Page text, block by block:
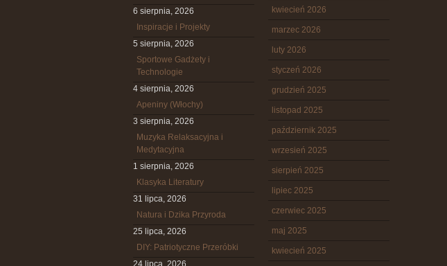
6 sierpnia, 2026
Inspiracje i Projekty
5 sierpnia, 2026
Sportowe Gadżety i
Technologie
4 sierpnia, 2026
Apeniny (Włochy)
3 sierpnia, 2026
Muzyka Relaksacyjna i
Medytacyjna
1 sierpnia, 2026
Klasyka Literatury
31 lipca, 2026
Natura i Dzika Przyroda
25 lipca, 2026
DIY: Patriotyczne Przeróbki
24 lipca, 2026
kwiecień 2026
marzec 2026
luty 2026
styczeń 2026
grudzień 2025
listopad 2025
październik 2025
wrzesień 2025
sierpień 2025
lipiec 2025
czerwiec 2025
maj 2025
kwiecień 2025